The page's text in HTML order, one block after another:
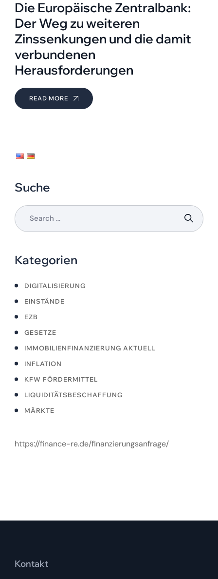
Die Europäische Zentralbank:
Der Weg zu weiteren
Zinssenkungen und die damit
verbundenen
Herausforderungen
READ MORE
Suche
Kategorien
DIGITALISIERUNG
EINSTÄNDE
EZB
GESETZE
IMMOBILIENFINANZIERUNG AKTUELL
INFLATION
KFW FÖRDERMITTEL
LIQUIDITÄTSBESCHAFFUNG
MÄRKTE
https://finance-re.de/finanzierungsanfrage/
Kontakt